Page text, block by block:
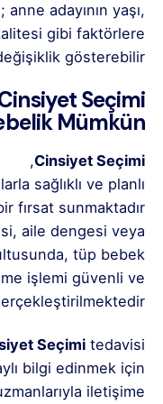
adayının yaşı,
gibi faktörlere
gösterebilir.
Seçimi
Mümkün!
Cinsiyet Seçimi
,
sağlıklı ve planlı
fırsat sunmaktadır.
aile dengesi veya
tüp bebek
işlemi güvenli ve
Seçimi tedavisi
bilgi edinmek için
iletişime